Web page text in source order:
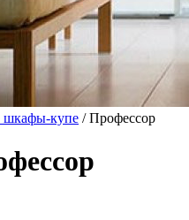
шкафы-купе / Профессор